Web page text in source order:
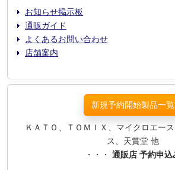
お知らせ掲示板
通販ガイド
よくあるお問い合わせ
店舗案内
新規予約開始製品一覧
ＫＡＴＯ、ＴＯＭＩＸ、マイクロエー
ス、天賞堂 他
・・・ 通販店 予約申込